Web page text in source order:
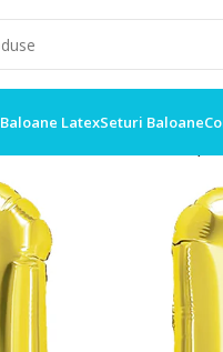
Baloane LatexSeturi Baloane